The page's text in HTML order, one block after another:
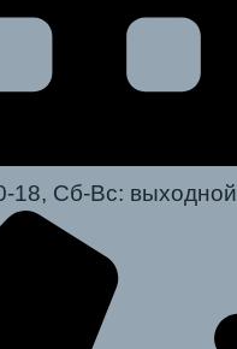
18, Сб-Вс: выходной